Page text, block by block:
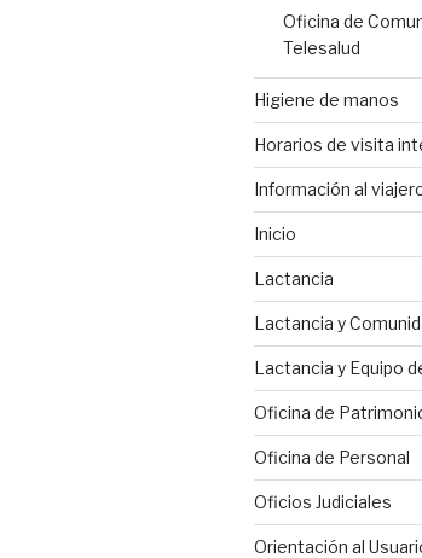
Oficina de
Telesalud
Higiene de manos
Horarios de visita
Información al
Inicio
Lactancia
Lactancia y
Lactancia y Equipo
Oficina de
Oficina de Personal
Oficios Judiciales
Orientación al